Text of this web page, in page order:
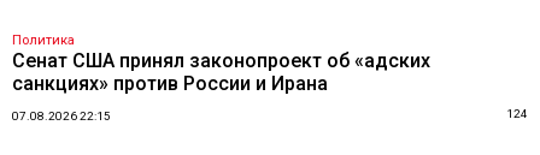
Политика
Сенат США принял законопроект об «адских
санкциях» против России и Ирана
07.08.2026 22:15 124